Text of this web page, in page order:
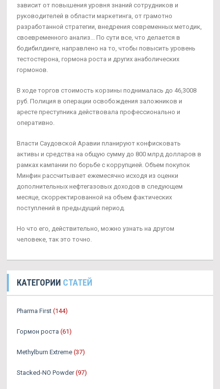
зависит от повышения уровня знаний сотрудников и
руководителей в области маркетинга, от грамотно
разработанной стратегии, внедрения современных методик,
своевременного анализ... По сути все, что делается в
бодибилдинге, направлено на то, чтобы повысить уровень
тестостерона, гормона роста и других анаболических
гормонов.
В ходе торгов стоимость корзины поднималась до 46,3008
руб. Полиция в операции освобождения заложников и
аресте преступника действовала профессионально и
оперативно.
Власти Саудовской Аравии планируют конфисковать
активы и средства на общую сумму до 800 млрд долларов в
рамках кампании по борьбе с коррупцией. Объем покупок
Минфин рассчитывает ежемесячно исходя из оценки
дополнительных нефтегазовых доходов в следующем
месяце, скорректированной на объем фактических
поступлений в предыдущий период.
Но что его, действительно, можно узнать на другом
человеке, так это точно.
КАТЕГОРИИ СТАТЕЙ
Pharma First (144)
Гормон роста (61)
Methylburn Extreme (37)
Stacked-NO Powder (97)